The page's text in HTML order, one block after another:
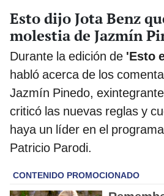
Esto dijo Jota Benz
molestia de Jazmín
Durante la edición de 'Esto
habló acerca de los
Jazmín Pinedo,
criticó las nuevas reglas y
haya un líder en el
Patricio Parodi.